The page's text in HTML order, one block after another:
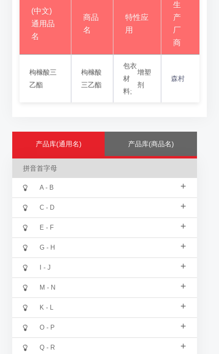
(中文)
通用品
名
商品
名
特性应
用
生
产
厂
商
枸橼酸三
乙酯
枸橼酸
三乙酯
包衣
材
料;
增塑
剂
森村
产品库(通用名) 产品库(商品名)
拼音首字母
A - B +
C - D +
E - F +
G - H +
I - J +
M - N +
K - L +
O - P +
Q - R +